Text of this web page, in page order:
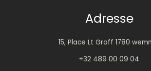
Adresse
15, Place Lt Graff 1780
+32 489 00 09 04